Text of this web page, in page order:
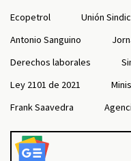
Ecopetrol Unión
Antonio Sanguino
Derechos laborales
Ley 2101 de 2021
Frank Saavedra